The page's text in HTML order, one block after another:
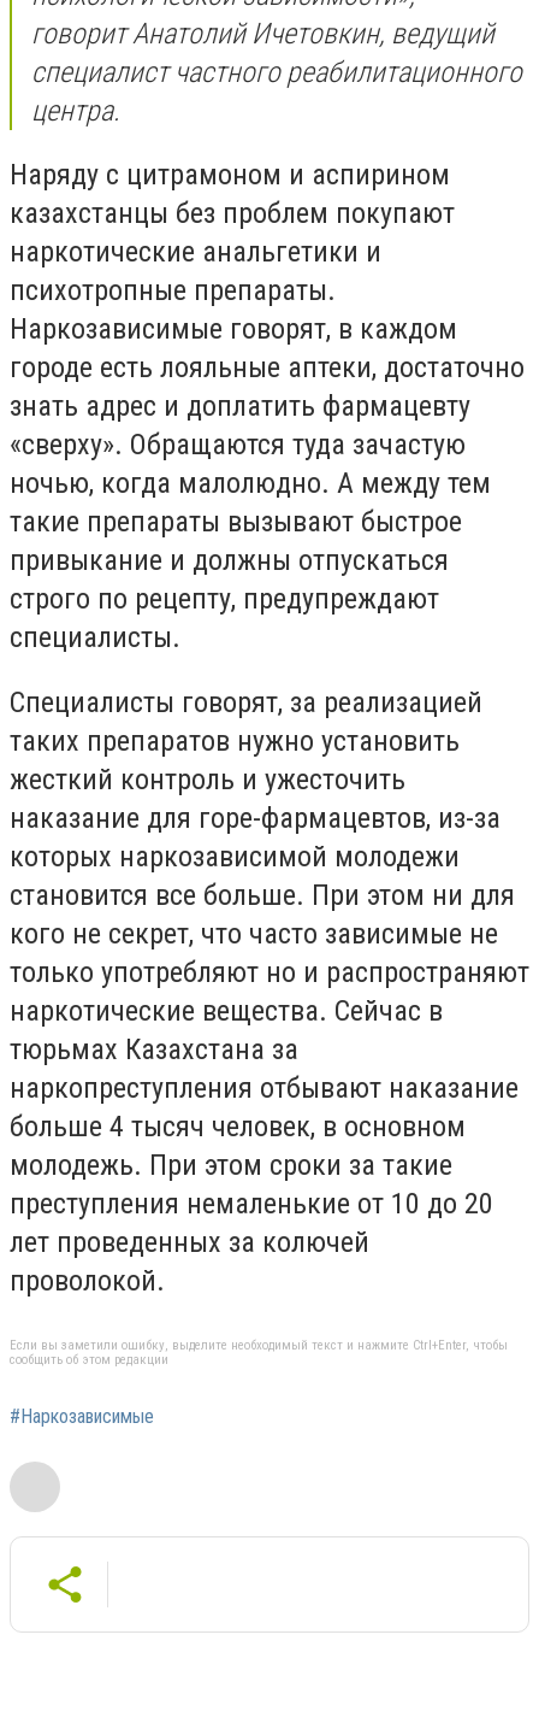
говорит Анатолий Ичетовкин, ведущий
специалист частного реабилитационного
центра.
Наряду с цитрамоном и аспирином
казахстанцы без проблем покупают
наркотические анальгетики и
психотропные препараты.
Наркозависимые говорят, в каждом
городе есть лояльные аптеки, достаточно
знать адрес и доплатить фармацевту
«сверху». Обращаются туда зачастую
ночью, когда малолюдно. А между тем
такие препараты вызывают быстрое
привыкание и должны отпускаться
строго по рецепту, предупреждают
специалисты.
Специалисты говорят, за реализацией
таких препаратов нужно установить
жесткий контроль и ужесточить
наказание для горе-фармацевтов, из-за
которых наркозависимой молодежи
становится все больше. При этом ни для
кого не секрет, что часто зависимые не
только употребляют но и распространяют
наркотические вещества. Сейчас в
тюрьмах Казахстана за
наркопреступления отбывают наказание
больше 4 тысяч человек, в основном
молодежь. При этом сроки за такие
преступления немаленькие от 10 до 20
лет проведенных за колючей
проволокой.
Если вы заметили ошибку, выделите необходимый текст и нажмите Ctrl+Enter, чтобы
сообщить об этом редакции
#Наркозависимые